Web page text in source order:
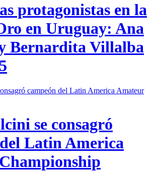
protagonistas en la
en Uruguay: Ana
Bernardita Villalba
se consagró
Latin America